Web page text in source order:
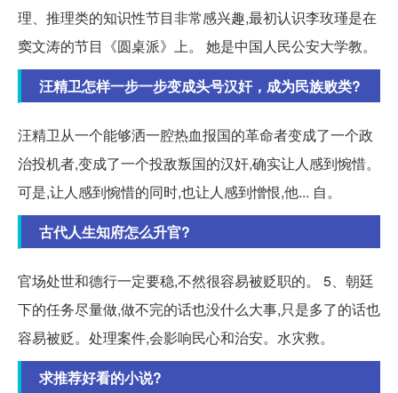
理、推理类的知识性节目非常感兴趣,最初认识李玫瑾是在
窦文涛的节目《圆桌派》上。 她是中国人民公安大学教。
汪精卫怎样一步一步变成头号汉奸，成为民族败类?
汪精卫从一个能够洒一腔热血报国的革命者变成了一个政
治投机者,变成了一个投敌叛国的汉奸,确实让人感到惋惜。
可是,让人感到惋惜的同时,也让人感到憎恨,他... 自。
古代人生知府怎么升官?
官场处世和德行一定要稳,不然很容易被贬职的。 5、朝廷
下的任务尽量做,做不完的话也没什么大事,只是多了的话也
容易被贬。处理案件,会影响民心和治安。水灾救。
求推荐好看的小说?